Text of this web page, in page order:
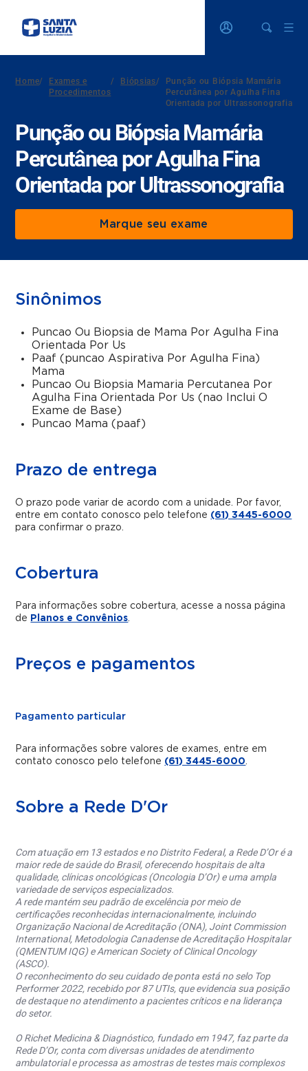
Home/
Exames e
Procedimentos
/ Biópsias/
Punção ou Biópsia Mamária
Percutânea por Agulha Fina
Orientada por Ultrassonografia
Punção ou Biópsia Mamária
Percutânea por Agulha Fina
Orientada por Ultrassonografia
Marque seu exame
Sinônimos
Puncao Ou Biopsia de Mama Por Agulha Fina
Orientada Por Us
Paaf (puncao Aspirativa Por Agulha Fina)
Mama
Puncao Ou Biopsia Mamaria Percutanea Por
Agulha Fina Orientada Por Us (nao Inclui O
Exame de Base)
Puncao Mama (paaf)
Prazo de entrega
O prazo pode variar de acordo com a unidade. Por favor,
entre em contato conosco pelo telefone (61) 3445-6000
para confirmar o prazo.
Cobertura
Para informações sobre cobertura, acesse a nossa página
de Planos e Convênios.
Preços e pagamentos
Pagamento particular
Para informações sobre valores de exames, entre em
contato conosco pelo telefone (61) 3445-6000.
Sobre a Rede D'Or
Com atuação em 13 estados e no Distrito Federal, a Rede D’Or é a
maior rede de saúde do Brasil, oferecendo hospitais de alta
qualidade, clínicas oncológicas (Oncologia D’Or) e uma ampla
variedade de serviços especializados.
A rede mantém seu padrão de excelência por meio de
certificações reconhecidas internacionalmente, incluindo
Organização Nacional de Acreditação (ONA), Joint Commission
International, Metodologia Canadense de Acreditação Hospitalar
(QMENTUM IQG) e American Society of Clinical Oncology
(ASCO).
O reconhecimento do seu cuidado de ponta está no selo Top
Performer 2022, recebido por 87 UTIs, que evidencia sua posição
de destaque no atendimento a pacientes críticos e na liderança
do setor.
O Richet Medicina & Diagnóstico, fundado em 1947, faz parte da
Rede D’Or, conta com diversas unidades de atendimento
ambulatorial e processa as amostras de testes mais complexos